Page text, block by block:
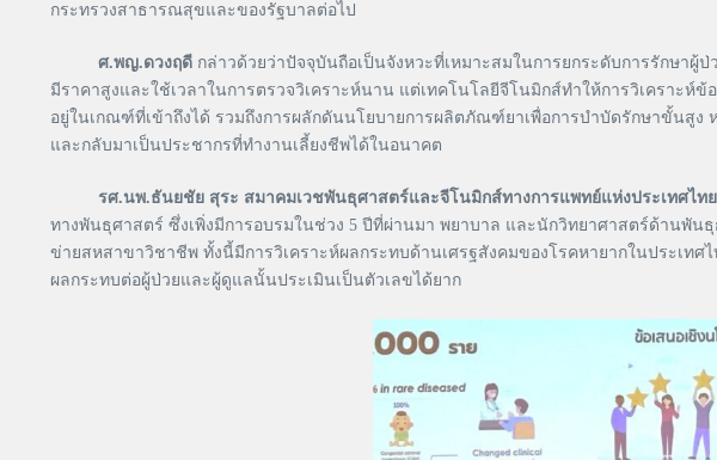
กระทรวงสาธารณสุขและของรัฐบาลต่อไป
ศ.พญ.ดวงฤดี กล่าวด้วยว่าปัจจุบันถือเป็นจังหวะที่เหมาะสมในการยกระดับการรักษาผู้ป่
มีราคาสูงและใช้เวลาในการตรวจวิเคราะห์นาน แต่เทคโนโลยีจีโนมิกส์ทำให้การวิเคราะ
อยู่ในเกณฑ์ที่เข้าถึงได้ รวมถึงการผลักดันนโยบายการผลิตภัณฑ์ยาเพื่อการบำบัดรักษาขั้นสูง ห
และกลับมาเป็นประชากรที่ทำงานเลี้ยงชีพได้ในอนาคต
รศ.นพ.ธันยชัย สุระ สมาคมเวชพันธุศาสตร์และจีโนมิกส์ทางการแพทย์แห่งประเทศไทย
ทางพันธุศาสตร์ ซึ่งเพิ่งมีการอบรมในช่วง 5 ปีที่ผ่านมา พยาบาล และนักวิทยาศาสตร์ด้านพั
ข่ายสหสาขาวิชาชีพ ทั้งนี้มีการวิเคราะห์ผลกระทบด้านเศรฐสังคมของโรคหายากในประเทศ
ผลกระทบต่อผู้ป่วยและผู้ดูแลนั้นประเมินเป็นตัวเลขได้ยาก